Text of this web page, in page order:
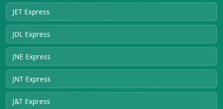
JET Express
JDL Express
JNE Express
JNT Express
J&T Express